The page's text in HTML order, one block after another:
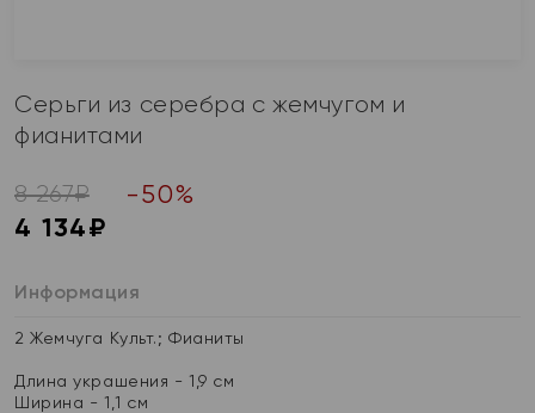
Серьги из серебра с жемчугом и
фианитами
8 267₽ -50%
4 134₽
Информация
2 Жемчуга Культ.; Фианиты
Длина украшения - 1,9 см
Ширина - 1,1 см